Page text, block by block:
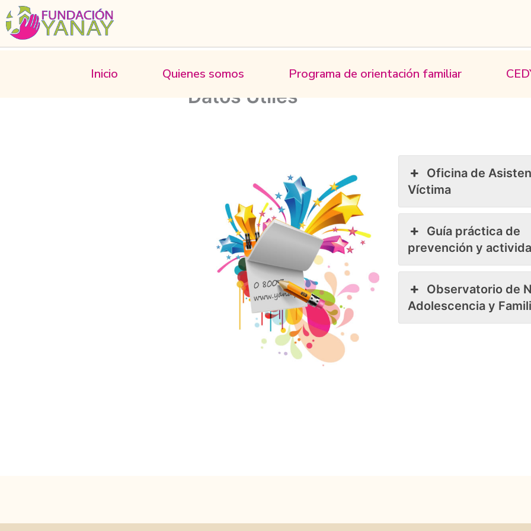
al
contenido
Inicio Quienes somos Programa de orientación familiar
Datos Útiles
Oficina de
Víctima
Guía práctica de
prevención y
Observatorio de
Adolescencia y